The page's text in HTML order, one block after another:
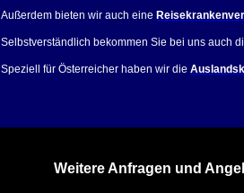
Außerdem bieten wir auch eine
Selbstverständlich bekommen Sie bei uns auch
Speziell für Österreicher haben wir die
Weitere Anfragen und